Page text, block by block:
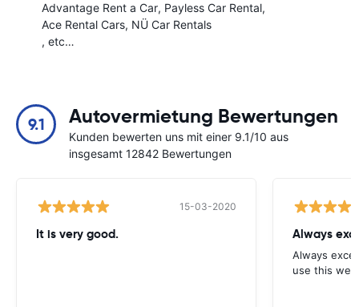
Advantage Rent a Car Payless Car Rental
Ace Rental Cars NÜ Car Rentals
, etc…
9.1 Autovermietung Bewertungen
Kunden bewerten uns mit einer 9.1/10 aus
insgesamt 12842 Bewertungen
15-03-2020
It is very good. Always
Always
use this